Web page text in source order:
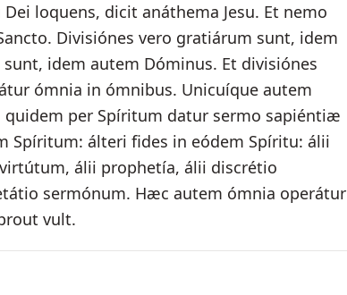
loquens, dicit anáthema Jesu. Et nemo
Divisiónes vero gratiárum sunt, idem
idem autem Dóminus. Et divisiónes
ómnia in ómnibus. Unicuíque autem
per Spíritum datur sermo sapiéntiæ
Spíritum: álteri fides in eódem Spíritu: álii
álii prophetía, álii discrétio
sermónum. Hæc autem ómnia operátur
vult.